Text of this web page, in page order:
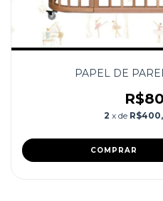
PAPEL DE
2 x de